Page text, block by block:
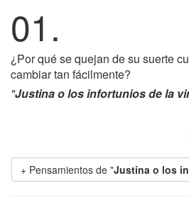
01.
¿Por qué se quejan de su suerte
cambiar tan fácilmente?
"Justina o los infortunios de la
+ Pensamientos de "Justina o los